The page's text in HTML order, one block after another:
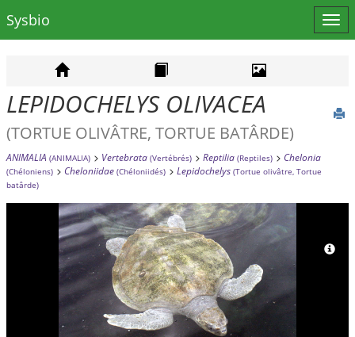
le
Sysbio
LEPIDOCHELYS OLIVACEA
(TORTUE OLIVÂTRE, TORTUE BATÂRDE)
ANIMALIA (ANIMALIA) Vertebrata (Vertébrés) Reptilia (Reptiles) Chelonia
(Chéloniens) Cheloniidae (Chéloniidés) Lepidochelys (Tortue olivâtre, Tortue
batârde)